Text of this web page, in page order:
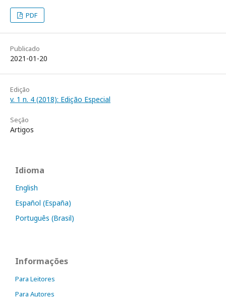
PDF
Publicado
2021-01-20
Edição
v. 1 n. 4 (2018): Edição Especial
Seção
Artigos
Idioma
English
Español (España)
Português (Brasil)
Informações
Para Leitores
Para Autores